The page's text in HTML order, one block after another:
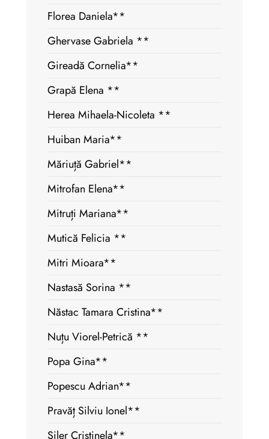
Florea Daniela**
Ghervase Gabriela **
Gireadă Cornelia**
Grapă Elena **
Herea Mihaela-Nicoleta **
Huiban Maria**
Măriuță Gabriel**
Mitrofan Elena**
Mitruți Mariana**
Mutică Felicia **
Mitri Mioara**
Nastasă Sorina **
Năstac Tamara Cristina**
Nuțu Viorel-Petrică **
Popa Gina**
Popescu Adrian**
Pravăț Silviu Ionel**
Șiler Cristinela**